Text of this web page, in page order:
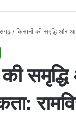
/किसानों की समृद्धि और
समृद्धि